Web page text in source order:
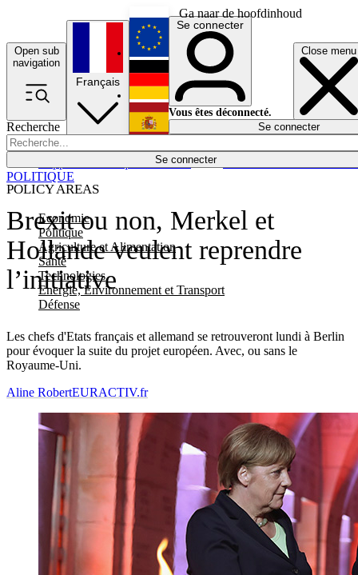
Ga naar de hoofdinhoud
Open sub
navigation
Close menu
Recherche
Se connecter
POLICY AREAS
Economie
Politique
Agriculture et Alimentation
Santé
Technologies
Energie, Environnement et Transport
Défense
Économie
Français
English
Deutsch
Español
Se connecter
Vous êtes déconnecté.
Se connecter
Brexit ou non, Merkel et
Hollande veulent reprendre
l’initiative
Les chefs d'Etats français et allemand se retrouveront lundi à Berlin
pour évoquer la suite du projet européen. Avec, ou sans le
Royaume-Uni.
POLITIQUE
Aline RobertEURACTIV.fr